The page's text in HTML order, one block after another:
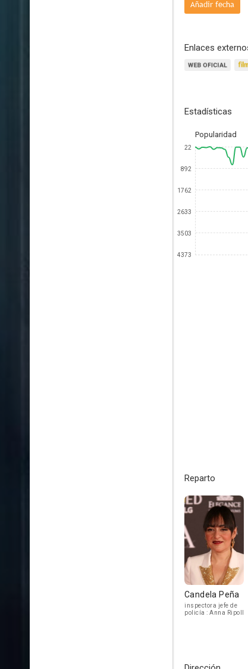
Añadir fecha
Enlaces
Estadísticas
Popularidad
22
892
1762
2633
3503
4373
Reparto
Candela Peña
inspectora jefe de
policía : Anna Ripoll